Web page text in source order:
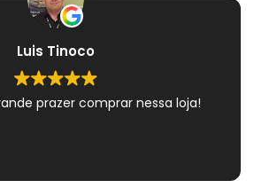
Luis Tinoco
prazer comprar nessa loja!